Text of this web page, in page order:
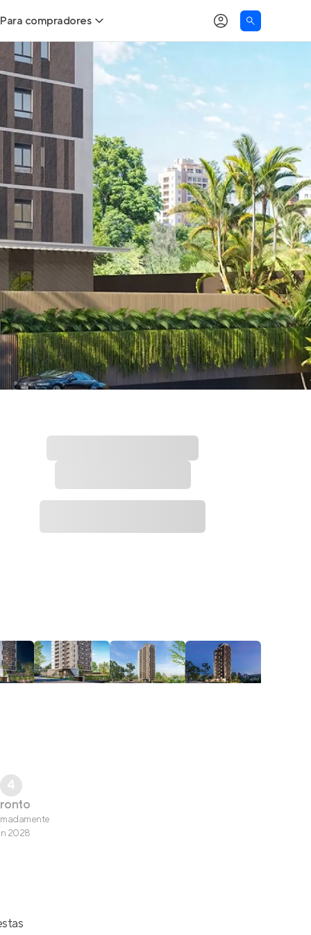
Para compradores
Buscar um imóvel novo
Comprar x Alugar
Correção do INCC
Simulador de Financiamento
Encontre um corretor
4
2028